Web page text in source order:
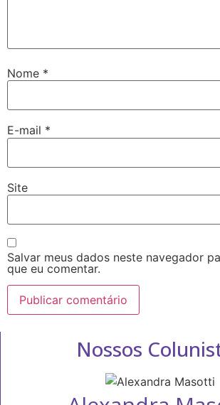
Nome *
E-mail *
Site
Salvar meus dados neste navegador
que eu comentar.
Nossos